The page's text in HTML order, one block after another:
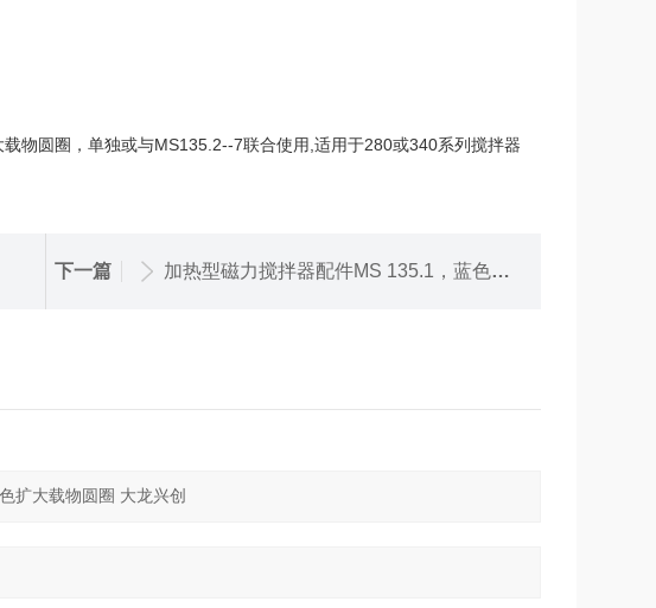
物圆圈，单独或与MS135.2--7联合使用,适用于280或340系列搅拌器
下一篇 加热型磁力搅拌器配件MS 135.1，蓝色扩大载物圆盘，单独或与MS135.2--7联合使用,适用于280或340系列搅拌器